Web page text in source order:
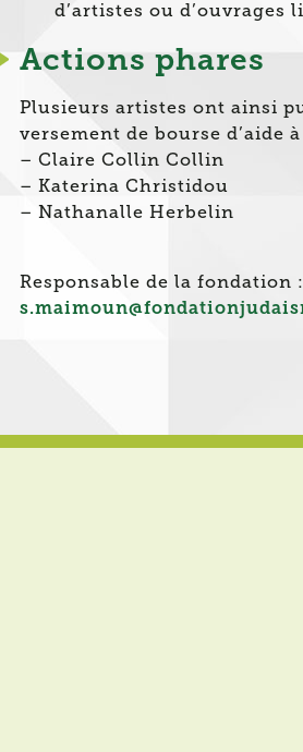
d’artistes ou d’ouvrages
Actions phares
Plusieurs artistes ont ainsi
versement de bourse d’aide
– Claire Collin Collin
– Katerina Christidou
– Nathanalle Herbelin
Responsable de la